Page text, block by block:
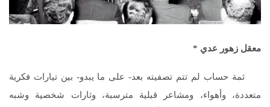
معقل زهور عدي *
ثمة حساب لم تتم تصفيته بعد- على ما يبدو- بين تيارات فكرية
متعددة، وأهواء، ومشاعر قبلية مترسبة، وثارات شخصية وشبه